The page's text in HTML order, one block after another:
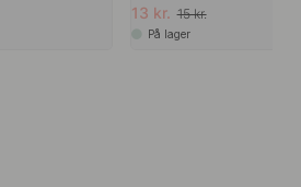
13 kr. 15 kr.
På lager